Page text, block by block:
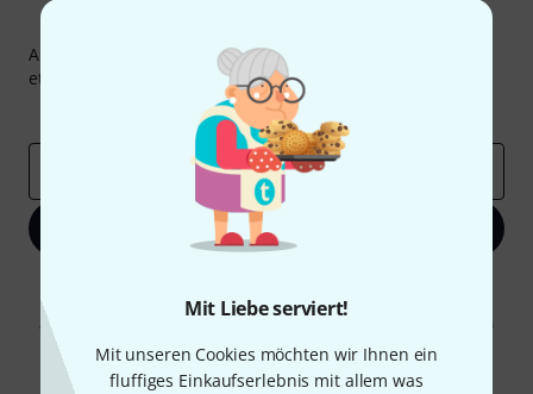
Mit Liebe serviert!
Mit unseren Cookies möchten wir Ihnen ein
fluffiges Einkaufserlebnis mit allem was
Abonniere den Thomann Newsletter und gewinne mit
etwas Glück einen von
50 Gutscheinen
Inspirierende Beiträge
Deals
Jetzt anmelden
Werbung und einer Messung des E-Mail-Nutzungsverhaltens zu. Die
Abmeldung ist jederzeit möglich. Weitere Informationen finden Sie in
* Pflichtfeld